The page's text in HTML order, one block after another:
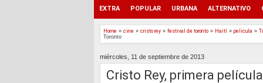
EXTRA POPULAR URBANA ALTERNATIVO
Home » cine » cristo rey » festival de toronto » Haití » pelicula »
Toronto
miércoles, 11 de septiembre de 2013
Cristo Rey, primera